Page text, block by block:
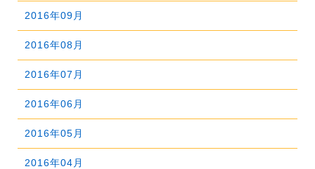
2022年02月
2022年01月
2021年03月
2021年02月
2021年01月
2020年04月
2020年03月
2020年02月
2020年01月
2019年05月
2019年04月
2019年03月
2019年02月
2019年01月
2018年06月
2018年05月
2018年04月
2018年03月
2018年02月
2016年09月
2016年08月
2016年07月
2016年06月
2016年05月
2016年04月